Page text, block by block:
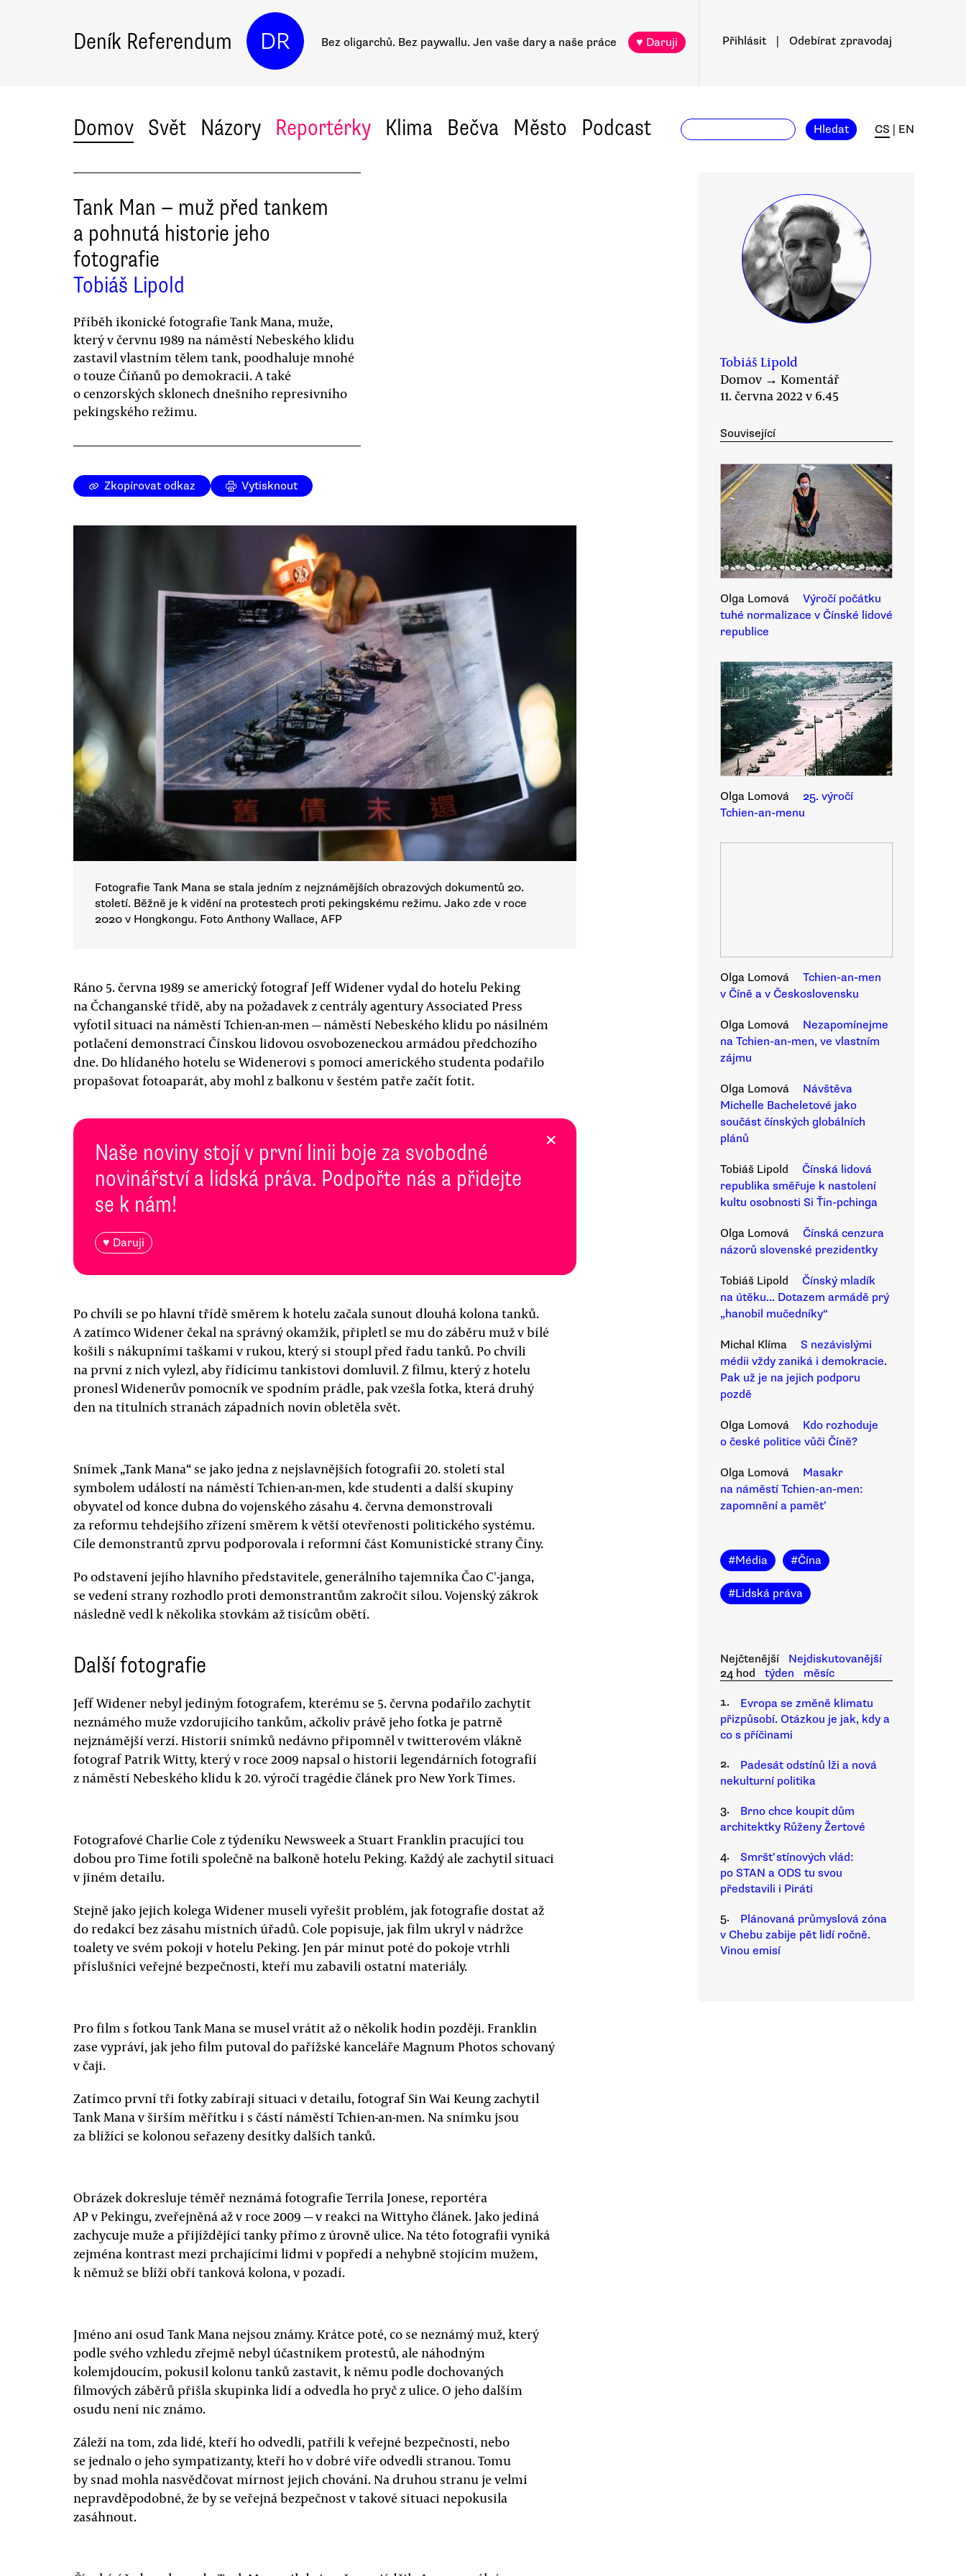
Deník Referendum DR Bez oligarchů. Bez paywallu. Jen vaše dary a naše práce ♥ Daruji Přihlásit Odebírat zpravodaj
Domov Svět Názory Reportérky Klima Bečva Město Podcast Hledat CS EN
Tank Man — muž před tankem
a pohnutá historie jeho
fotografie
Tobiáš Lipold
Příběh ikonické fotografie Tank Mana, muže,
který v červnu 1989 na náměstí Nebeského klidu
zastavil vlastním tělem tank, poodhaluje mnohé
o touze Číňanů po demokracii. A také
o cenzorských sklonech dnešního represivního
pekingského režimu.
Zkopírovat odkaz Vytisknout
Fotografie Tank Mana se stala jedním z nejznámějších obrazových dokumentů 20.
století. Běžně je k vidění na protestech proti pekingskému režimu. Jako zde v roce
2020 v Hongkongu. Foto Anthony Wallace, AFP
Ráno 5. června 1989 se americký fotograf Jeff Widener vydal do hotelu Peking
na Čchanganské třídě, aby na požadavek z centrály agentury Associated Press
vyfotil situaci na náměstí Tchien-an-men — náměstí Nebeského klidu po násilném
potlačení demonstrací Čínskou lidovou osvobozeneckou armádou předchozího
dne. Do hlídaného hotelu se Widenerovi s pomocí amerického studenta podařilo
propašovat fotoaparát, aby mohl z balkonu v šestém patře začít fotit.
Naše noviny stojí v první linii boje za svobodné
novinářství a lidská práva. Podpořte nás a přidejte
se k nám!
♥ Daruji
×
Po chvíli se po hlavní třídě směrem k hotelu začala sunout dlouhá kolona tanků.
A zatímco Widener čekal na správný okamžik, připletl se mu do záběru muž v bílé
košili s nákupními taškami v rukou, který si stoupl před řadu tanků. Po chvíli
na první z nich vylezl, aby řídícímu tankistovi domluvil. Z filmu, který z hotelu
pronesl Widenerův pomocník ve spodním prádle, pak vzešla fotka, která druhý
den na titulních stranách západních novin obletěla svět.
Snímek „Tank Mana“ se jako jedna z nejslavnějších fotografií 20. století stal
symbolem událostí na náměstí Tchien-an-men, kde studenti a další skupiny
obyvatel od konce dubna do vojenského zásahu 4. června demonstrovali
za reformu tehdejšího zřízení směrem k větší otevřenosti politického systému.
Cíle demonstrantů zprvu podporovala i reformní část Komunistické strany Číny.
Po odstavení jejího hlavního představitele, generálního tajemníka Čao C'-janga,
se vedení strany rozhodlo proti demonstrantům zakročit silou. Vojenský zákrok
následně vedl k několika stovkám až tisícům obětí.
Další fotografie
Jeff Widener nebyl jediným fotografem, kterému se 5. června podařilo zachytit
neznámého muže vzdorujícího tankům, ačkoliv právě jeho fotka je patrně
nejznámější verzí. Historii snímků nedávno připomněl v twitterovém vlákně
fotograf Patrik Witty, který v roce 2009 napsal o historii legendárních fotografií
z náměstí Nebeského klidu k 20. výročí tragédie článek pro New York Times.
Fotografové Charlie Cole z týdeníku Newsweek a Stuart Franklin pracující tou
dobou pro Time fotili společně na balkoně hotelu Peking. Každý ale zachytil situaci
v jiném detailu.
Stejně jako jejich kolega Widener museli vyřešit problém, jak fotografie dostat až
do redakcí bez zásahu místních úřadů. Cole popisuje, jak film ukryl v nádržce
toalety ve svém pokoji v hotelu Peking. Jen pár minut poté do pokoje vtrhli
příslušníci veřejné bezpečnosti, kteří mu zabavili ostatní materiály.
Pro film s fotkou Tank Mana se musel vrátit až o několik hodin později. Franklin
zase vypráví, jak jeho film putoval do pařížské kanceláře Magnum Photos schovaný
v čaji.
Zatímco první tři fotky zabírají situaci v detailu, fotograf Sin Wai Keung zachytil
Tank Mana v širším měřítku i s částí náměstí Tchien-an-men. Na snímku jsou
za blížící se kolonou seřazeny desítky dalších tanků.
Obrázek dokresluje téměř neznámá fotografie Terrila Jonese, reportéra
AP v Pekingu, zveřejněná až v roce 2009 — v reakci na Wittyho článek. Jako jediná
zachycuje muže a přijíždějící tanky přímo z úrovně ulice. Na této fotografii vyniká
zejména kontrast mezi prchajícími lidmi v popředí a nehybně stojícím mužem,
k němuž se blíží obří tanková kolona, v pozadí.
Jméno ani osud Tank Mana nejsou známy. Krátce poté, co se neznámý muž, který
podle svého vzhledu zřejmě nebyl účastníkem protestů, ale náhodným
kolemjdoucím, pokusil kolonu tanků zastavit, k němu podle dochovaných
filmových záběrů přišla skupinka lidí a odvedla ho pryč z ulice. O jeho dalším
osudu není nic známo.
Záleží na tom, zda lidé, kteří ho odvedli, patřili k veřejné bezpečnosti, nebo
se jednalo o jeho sympatizanty, kteří ho v dobré víře odvedli stranou. Tomu
by snad mohla nasvědčovat mírnost jejich chování. Na druhou stranu je velmi
nepravděpodobné, že by se veřejná bezpečnost v takové situaci nepokusila
zasáhnout.
Tobiáš Lipold
Domov → Komentář
11. června 2022 v 6.45
Související
Olga Lomová
Výročí počátku
tuhé normalizace v Čínské lidové
republice
Olga Lomová
25. výročí
Tchien-an-menu
Olga Lomová
Tchien-an-men
v Číně a v Československu
Olga Lomová
Nezapomínejme
na Tchien-an-men, ve vlastním
zájmu
Olga Lomová
Návštěva
Michelle Bacheletové jako
součást čínských globálních
plánů
Tobiáš Lipold
Čínská lidová
republika směřuje k nastolení
kultu osobnosti Si Ťin-pchinga
Olga Lomová
Čínská cenzura
názorů slovenské prezidentky
Tobiáš Lipold
Čínský mladík
na útěku... Dotazem armádě prý
„hanobil mučedníky“
Michal Klíma
S nezávislými
médii vždy zaniká i demokracie.
Pak už je na jejich podporu
pozdě
Olga Lomová
Kdo rozhoduje
o české politice vůči Číně?
Olga Lomová
Masakr
na náměstí Tchien-an-men:
zapomnění a paměť
#Média #Čína
#Lidská práva
Nejčtenější
Nejdiskutovanější
24 hod
týden
měsíc
1.
Evropa se změně klimatu
přizpůsobí. Otázkou je jak, kdy a
co s příčinami
2.
Padesát odstínů lži a nová
nekulturní politika
3.
Brno chce koupit dům
architektky Růženy Žertové
4.
Smršť stínových vlád:
po STAN a ODS tu svou
představili i Piráti
5.
Plánovaná průmyslová zóna
v Chebu zabije pět lidí ročně.
Vinou emisí